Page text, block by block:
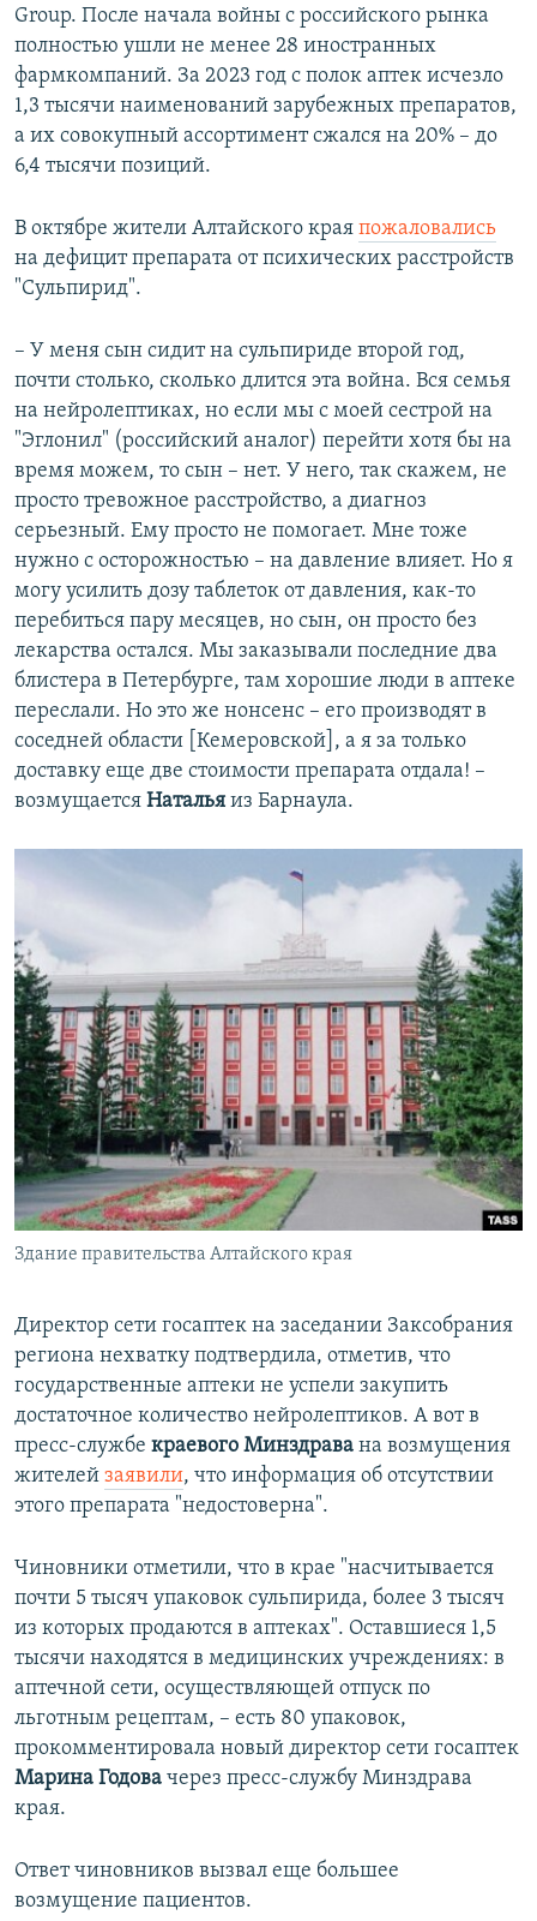
Group. После начала войны с российского рынка
полностью ушли не менее 28 иностранных
фармкомпаний. За 2023 год с полок аптек исчезло
1,3 тысячи наименований зарубежных препаратов,
а их совокупный ассортимент сжался на 20% – до
6,4 тысячи позиций.
В октябре жители Алтайского края пожаловались
на дефицит препарата от психических расстройств
"Сульпирид".
– У меня сын сидит на сульпириде второй год,
почти столько, сколько длится эта война. Вся семья
на нейролептиках, но если мы с моей сестрой на
"Эглонил" (российский аналог) перейти хотя бы на
время можем, то сын – нет. У него, так скажем, не
просто тревожное расстройство, а диагноз
серьезный. Ему просто не помогает. Мне тоже
нужно с осторожностью – на давление влияет. Но я
могу усилить дозу таблеток от давления, как-то
перебиться пару месяцев, но сын, он просто без
лекарства остался. Мы заказывали последние два
блистера в Петербурге, там хорошие люди в аптеке
переслали. Но это же нонсенс – его производят в
соседней области [Кемеровской], а я за только
доставку еще две стоимости препарата отдала! –
возмущается Наталья из Барнаула.
Здание правительства Алтайского края
Директор сети госаптек на заседании Заксобрания
региона нехватку подтвердила, отметив, что
государственные аптеки не успели закупить
достаточное количество нейролептиков. А вот в
пресс-службе краевого Минздрава на возмущения
жителей заявили, что информация об отсутствии
этого препарата "недостоверна".
Чиновники отметили, что в крае "насчитывается
почти 5 тысяч упаковок сульпирида, более 3 тысяч
из которых продаются в аптеках". Оставшиеся 1,5
тысячи находятся в медицинских учреждениях: в
аптечной сети, осуществляющей отпуск по
льготным рецептам, – есть 80 упаковок,
прокомментировала новый директор сети госаптек
Марина Годова через пресс-службу Минздрава
края.
Ответ чиновников вызвал еще большее
возмущение пациентов.